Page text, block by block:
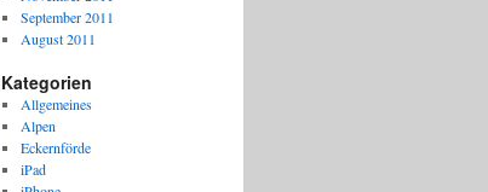
September 2011
August 2011
Kategorien
Allgemeines
Alpen
Eckernförde
iPad